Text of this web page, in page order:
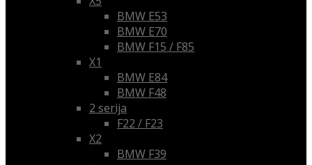
BMW E53
BMW E70
BMW F15 / F85
X1
BMW E84
BMW F48
2 serija
F22 / F23
X2
BMW F39